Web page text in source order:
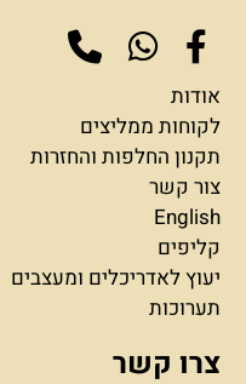
אודות
לקוחות ממליצים
תקנון החלפות והחזרות
צור קשר
English
קליפים
יעוץ לאדריכלים ומעצבים
תערוכות
צרו קשר